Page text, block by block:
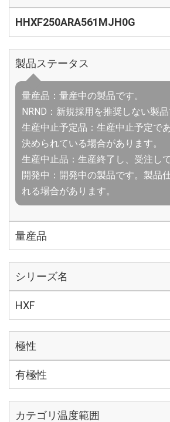
HHXF250ARA561MJH0G
製品ステータス
量産品：量産中の製品です。
NRND：新規採用を推奨しない製品
生産中止予定品：生産中止予定で
決められている場合があります。
生産中止品：生産終了し、受注し
開発中：開発中の製品です。製品
れる場合があります。
量産品
シリーズ名
HXF
極性
有極性
カテゴリ温度範囲